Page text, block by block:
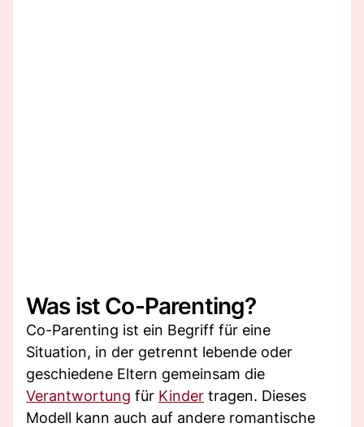
Was ist Co-Parenting?
Co-Parenting ist ein Begriff für eine
Situation, in der getrennt lebende oder
geschiedene Eltern gemeinsam die
Verantwortung für Kinder tragen. Dieses
Modell kann auch auf andere romantische